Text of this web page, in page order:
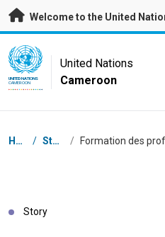
Skip to main content
Welcome to the United
UN Logo
UNITED NATIONS
CAMEROON
United Nations
Cameroon
Breadcrumb
Home / Stories /
Story